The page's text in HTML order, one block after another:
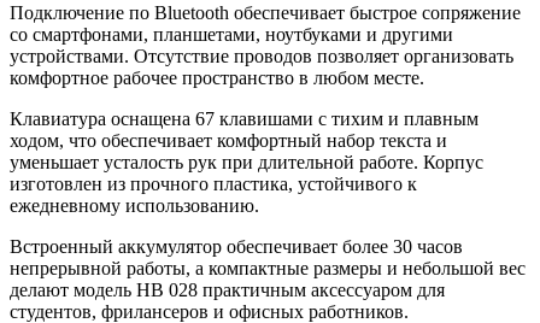
Подключение по Bluetooth обеспечивает быстрое сопряжение
со смартфонами, планшетами, ноутбуками и другими
устройствами. Отсутствие проводов позволяет организовать
комфортное рабочее пространство в любом месте.
Клавиатура оснащена 67 клавишами с тихим и плавным
ходом, что обеспечивает комфортный набор текста и
уменьшает усталость рук при длительной работе. Корпус
изготовлен из прочного пластика, устойчивого к
ежедневному использованию.
Встроенный аккумулятор обеспечивает более 30 часов
непрерывной работы, а компактные размеры и небольшой вес
делают модель HB 028 практичным аксессуаром для
студентов, фрилансеров и офисных работников.